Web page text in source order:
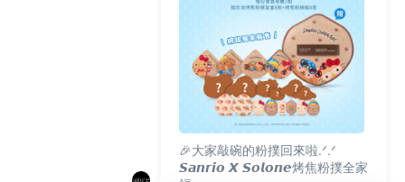
🎉大家敲碗的粉撲回來啦.ᐟ‪‪.ᐟ
𝙎𝙖𝙣𝙧𝙞𝙤 𝙓 𝙎𝙤𝙡𝙤𝙣𝙚烤焦粉撲全家